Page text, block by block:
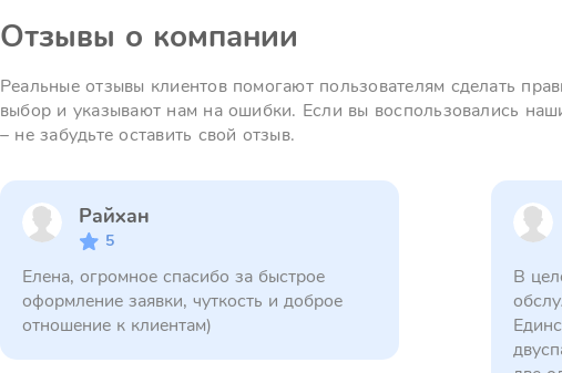
Отзывы о компании
Реальные отзывы клиентов помогают пользователям сделать
выбор и указывают нам на ошибки. Если вы воспользовались
– не забудьте оставить свой отзыв.
Райхан
5
Елена, огромное спасибо за быстрое
оформление заявки, чуткость и доброе
отношение к клиентам)
В